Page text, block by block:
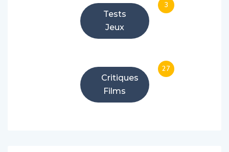
Tests
Jeux
3
Critiques
Films
27